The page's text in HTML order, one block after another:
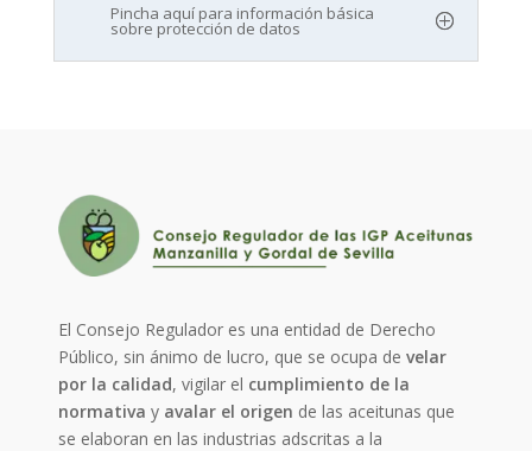
Pincha aquí para información básica
sobre protección de datos
El Consejo Regulador es una entidad de Derecho
Público, sin ánimo de lucro, que se ocupa develar
por la calidad, vigilar el cumplimiento de la
normativa y avalar el origen de las aceitunas que
se elaboran en las industrias adscritas a la